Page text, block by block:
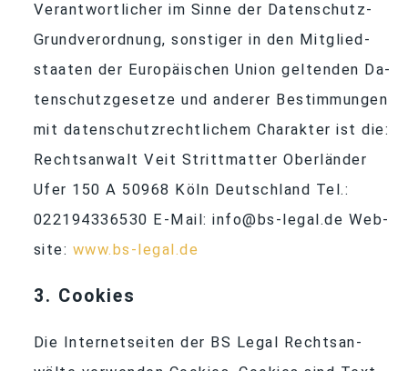
Ver­ant­wort­li­cher im Sinne der Da­ten­schutz-
Grund­ver­ord­nung, sons­ti­ger in den Mit­glied­
staa­ten der Eu­ro­päi­schen Union gel­ten­den Da­
ten­schutz­ge­setze und an­de­rer Be­stim­mun­gen
mit da­ten­schutz­recht­li­chem Cha­rak­ter ist die:
Rechts­an­walt Veit Stritt­mat­ter Ober­län­der
Ufer 150 A 50968 Köln Deutsch­land Tel.:
022194336530 E-Mail: info@bs-legal.de Web­
site: www.bs-legal.de
3. Coo­kies
Die In­ter­net­sei­ten der BS Le­gal Rechts­an­